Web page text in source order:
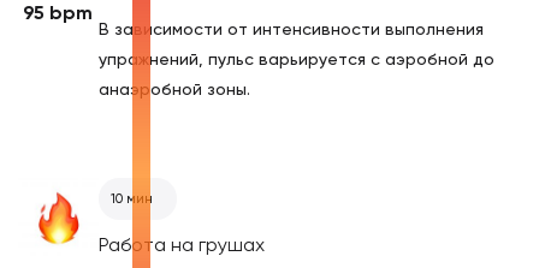
95 bpm
В зависимости от интенсивности выполнения
упражнений, пульс варьируется с аэробной до
анаэробной зоны.
10 мин
Работа на грушах